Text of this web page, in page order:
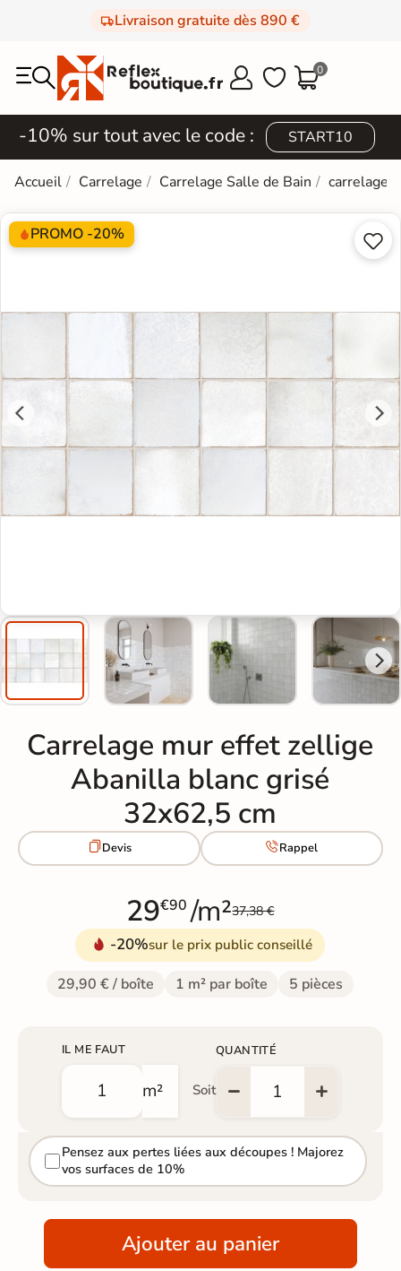
Livraison gratuite dès 890 €
  0
-10% sur tout avec le code : START10
Accueil Carrelage Carrelage Salle de Bain carrelage
PROMO -20% 

Carrelage mur effet zellige
Abanilla blanc grisé
32x62,5 cm
Devis Rappel
29€90 /m²37,38 €
-20%sur le prix public conseillé
29,90 € / boîte 1 m² par boîte 5 pièces
IL ME FAUT
m² Soit
QUANTITÉ
Pensez aux pertes liées aux découpes ! Majorez
vos surfaces de 10%
Ajouter au panier